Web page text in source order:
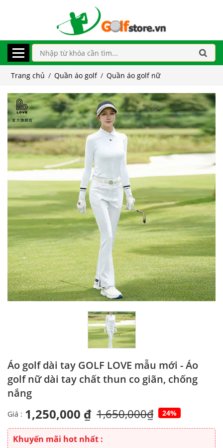
Trang chủ / Quần áo golf / Quần áo golf nữ
Áo golf dài tay GOLF LOVE mẫu mới - Áo
golf nữ dài tay chất thun co giãn, chống
nắng
Giá : 1,250,000 ₫ 1,650,000₫ 24%
Khuyến mãi hot nhất :